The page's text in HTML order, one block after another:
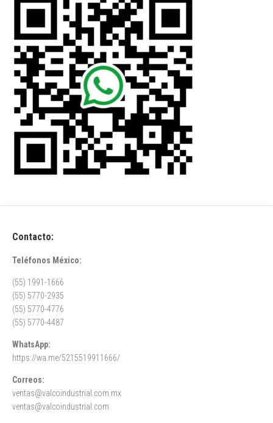
Contacto:
Teléfonos México:
(55) 1991-1666
(55) 5770-2935
(55) 5770-4776
(55) 5770-4487
WhatsApp:
https://wa.me/5215519911666/
Correos:
ventas@valcoindustrial.com.mx
ventas@valcoindustrial.com